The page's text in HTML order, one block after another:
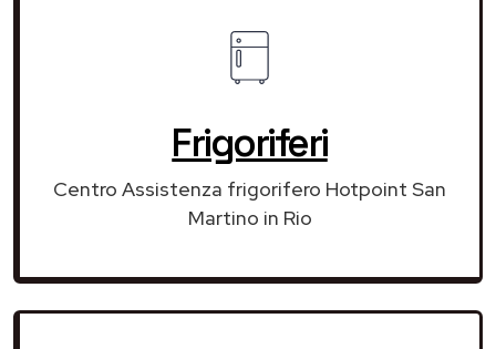
Frigoriferi
Centro Assistenza frigorifero Hotpoint San
Martino in Rio